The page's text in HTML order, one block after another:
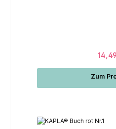
Zum